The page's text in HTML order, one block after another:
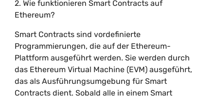
2. Wie funktionieren Smart Contracts auf
Ethereum?
Smart Contracts sind vordefinierte
Programmierungen, die auf der Ethereum-
Plattform ausgeführt werden. Sie werden durch
das Ethereum Virtual Machine (EVM) ausgeführt,
das als Ausführungsumgebung für Smart
Contracts dient. Sobald alle in einem Smart